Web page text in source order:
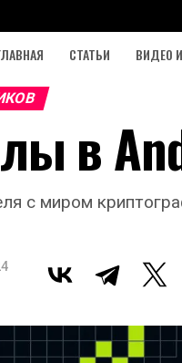
СТАТЬИ ВИДЕО
в
с миром